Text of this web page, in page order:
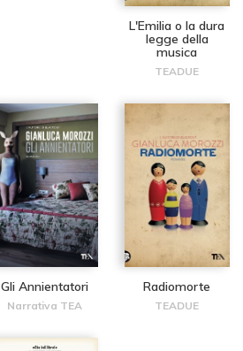
L'Emilia o la dura
legge della
musica
TEADUE
Gli Annientatori
Narrativa TEA
Radiomorte
TEADUE